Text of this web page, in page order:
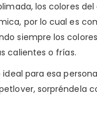
los colores del
por lo cual es
siempre los
calientes o frías.
ideal para esa
sorpréndela